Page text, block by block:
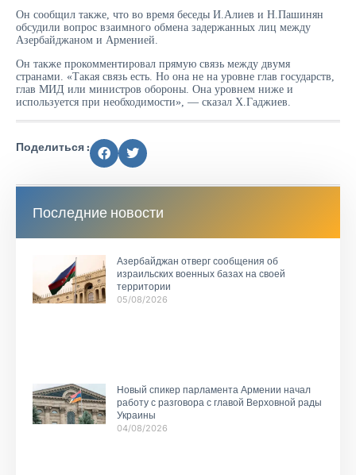
Он сообщил также, что во время беседы И.Алиев и Н.Пашинян
обсудили вопрос взаимного обмена задержанных лиц между
Азербайджаном и Арменией.
Он также прокомментировал прямую связь между двумя
странами. «Такая связь есть. Но она не на уровне глав государств,
глав МИД или министров обороны. Она уровнем ниже и
используется при необходимости», — сказал Х.Гаджиев.
Поделиться :
Последние новости
Азербайджан отверг сообщения об
израильских военных базах на своей
территории
05/08/2026
Новый спикер парламента Армении начал
работу с разговора с главой Верховной рады
Украины
04/08/2026